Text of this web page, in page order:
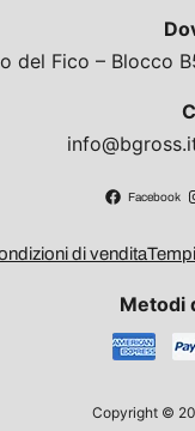
del Fico – Blocco
Facebook
di vendita
Metodi
Copyright ©